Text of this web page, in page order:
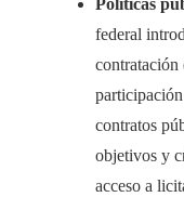
Políticas
federal
contratación
contratos
objetivos y
acceso a